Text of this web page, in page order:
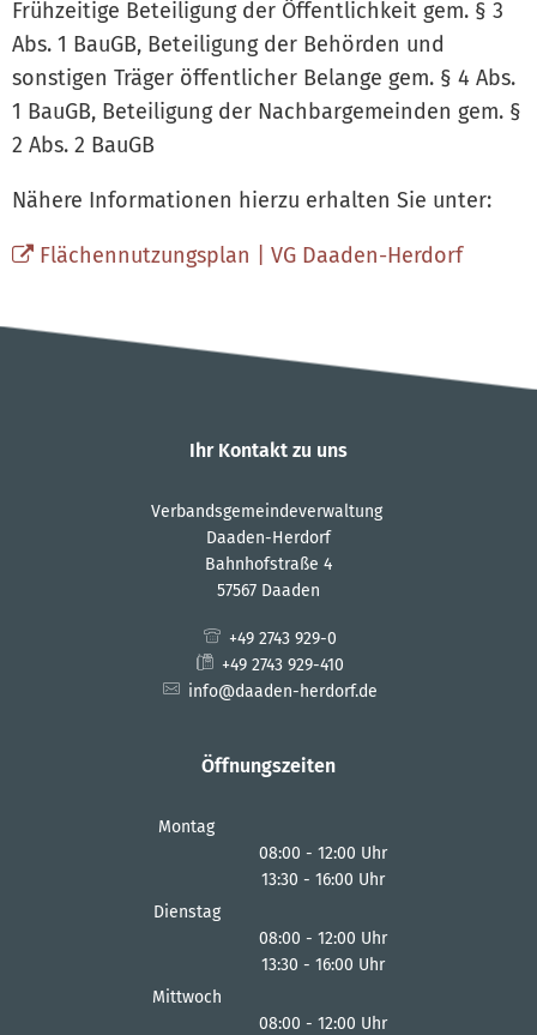
Frühzeitige Beteiligung der Öffentlichkeit gem. § 3
Abs. 1 BauGB, Beteiligung der Behörden und
sonstigen Träger öffentlicher Belange gem. § 4 Abs.
1 BauGB, Beteiligung der Nachbargemeinden gem. §
2 Abs. 2 BauGB
Nähere Informationen hierzu erhalten Sie unter:
Flächennutzungsplan | VG Daaden-Herdorf
Ihr Kontakt zu uns
Verbandsgemeindeverwaltung
Daaden-Herdorf
Bahnhofstraße 4
57567 Daaden
+49 2743 929-0
+49 2743 929-410
info@daaden-herdorf.de
Öffnungszeiten
Montag
08:00 - 12:00 Uhr
Von 08:00 bis 12:00 Uhr
13:30 - 16:00 Uhr
Dienstag
08:00 - 12:00 Uhr
Von 08:00 bis 12:00 Uhr
13:30 - 16:00 Uhr
Mittwoch
08:00 - 12:00 Uhr